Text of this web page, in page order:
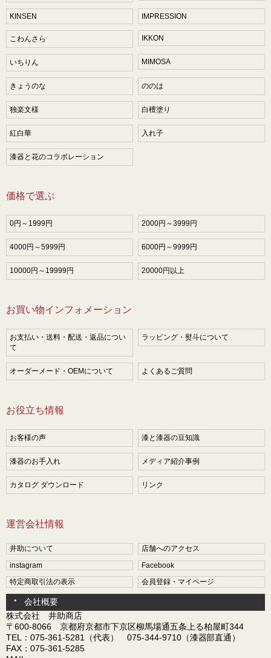
KINSEN IMPRESSION
こわんさら IKKON
いちりん MIMOSA
きょうのな ののは
独楽文様 白檀塗り
紅白華 入れ子
漆器と花のコラボレーション
価格で選ぶ
0円～1999円 2000円～3999円
4000円～5999円 6000円～9999円
10000円～19999円 20000円以上
お買い物インフォメーション
お支払い・送料・配送・返品につい
て
ラッピング・熨斗について
オーダーメード・OEMについて よくあるご質問
お役立ち情報
お客様の声 漆と漆器の豆知識
漆器のお手入れ メディア紹介事例
カタログ ダウンロード リンク
運営会社情報
井助について
店舗へのアクセス
instagram
Facebook
特定商取引法の表示
会員登録・マイページ
会社概要
株式会社 井助商店
〒600-8066 京都府京都市下京区柳馬場通五条上る柏屋町344
TEL：075-361-5281（代表） 075-344-9710（漆器部直通）
FAX：075-361-5285